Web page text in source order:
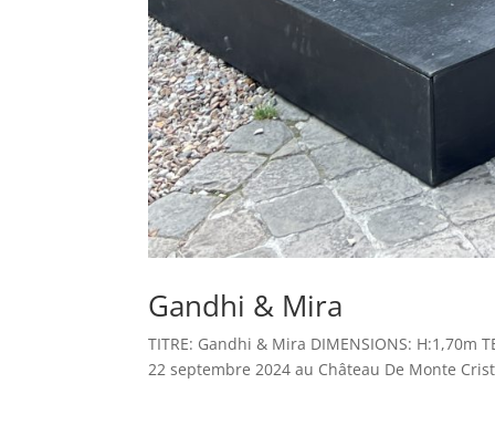
Gandhi & Mira
TITRE: Gandhi & Mira DIMENSIONS: H:1,70m
22 septembre 2024 au Château De Monte